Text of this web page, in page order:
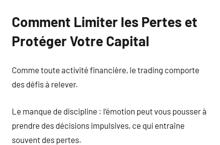
Comment Limiter les Pertes et
Protéger Votre Capital
Comme toute activité financière, le trading comporte
des défis à relever.
Le manque de discipline : l’émotion peut vous pousser à
prendre des décisions impulsives, ce qui entraîne
souvent des pertes.